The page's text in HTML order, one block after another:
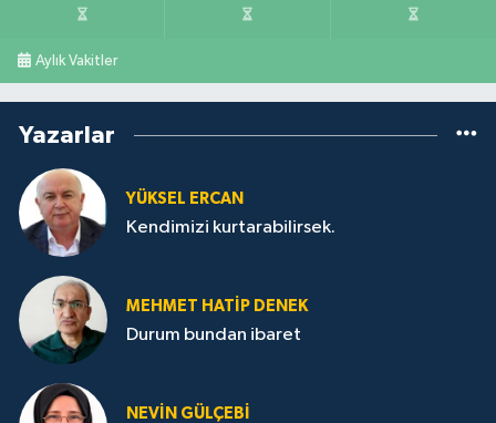
Aylık Vakitler
Yazarlar
YÜKSEL ERCAN
Kendimizi kurtarabilirsek.
MEHMET HATİP DENEK
Durum bundan ibaret
NEVİN GÜLÇEBİ